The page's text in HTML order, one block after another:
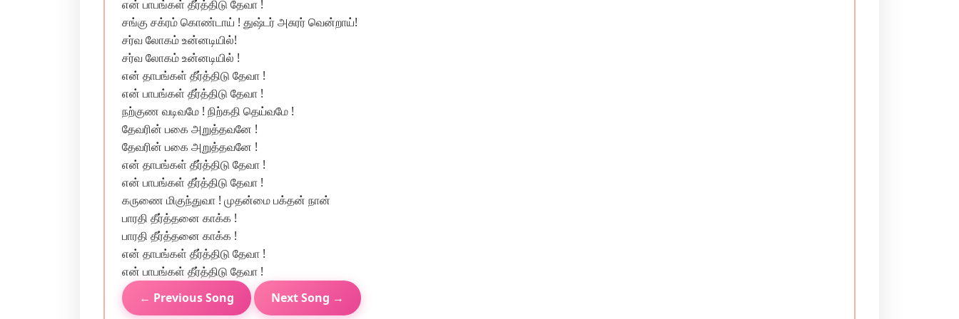
என் பாபங்கள் தீர்த்திடு தேவா !
சங்கு சக்ரம் கொண்டாய் ! துஷ்டர் அசுரர் வென்றாய்!
சர்வ லோகம் உன்னடியில்!
சர்வ லோகம் உன்னடியில் !
என் தாபங்கள் தீர்த்திடு தேவா !
என் பாபங்கள் தீர்த்திடு தேவா !
நற்குண வடிவமே ! நிற்கதி தெய்வமே !
தேவரின் பகை அறுத்தவனே !
தேவரின் பகை அறுத்தவனே !
என் தாபங்கள் தீர்த்திடு தேவா !
என் பாபங்கள் தீர்த்திடு தேவா !
கருணை மிகுந்துவா ! முதன்மை பக்தன் நான்
பாரதி தீர்த்தனை காக்க !
பாரதி தீர்த்தனை காக்க !
என் தாபங்கள் தீர்த்திடு தேவா !
என் பாபங்கள் தீர்த்திடு தேவா !
← Previous Song
Next Song →